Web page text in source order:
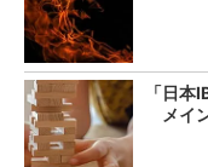
「日本
メイ